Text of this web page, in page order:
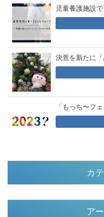
児童養護施設
決意を新たに「
「もっち〜フ
カ
ア